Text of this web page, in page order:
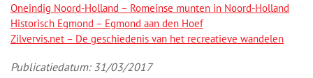
Oneindig Noord-Holland – Romeinse munten in Noord-Holland
Historisch Egmond – Egmond aan den Hoef
Zilvervis.net – De geschiedenis van het recreatieve wandelen
Publicatiedatum: 31/03/2017